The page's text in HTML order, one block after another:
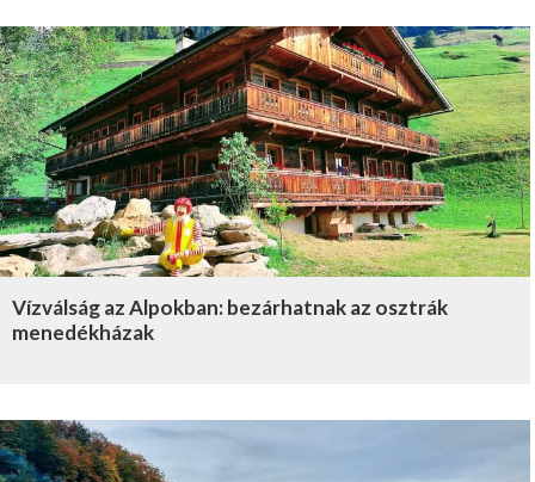
Vízválság az Alpokban: bezárhatnak az osztrák
menedékházak